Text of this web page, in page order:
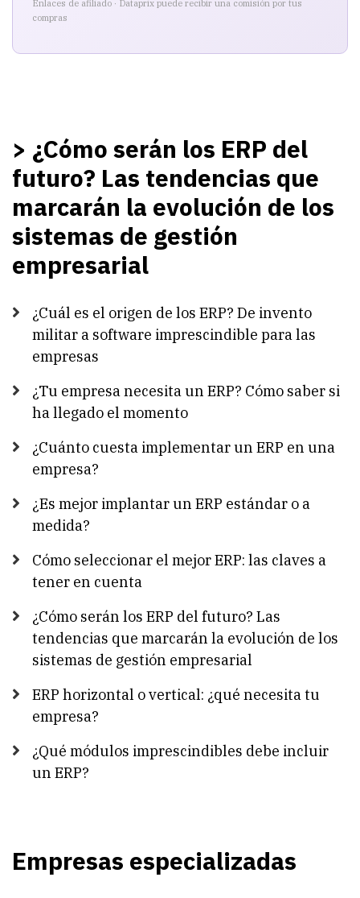
los
sistemas
empresarial
Enlaces de afiliado · Dataprix puede recibir una comisión por tus
compras
> ¿Cómo serán los ERP del
futuro? Las tendencias que
marcarán la evolución de los
sistemas de gestión
empresarial
¿Cuál es el origen de los ERP? De invento
militar a software imprescindible para las
empresas
¿Tu empresa necesita un ERP? Cómo saber si
ha llegado el momento
¿Cuánto cuesta implementar un ERP en una
empresa?
¿Es mejor implantar un ERP estándar o a
medida?
Cómo seleccionar el mejor ERP: las claves a
tener en cuenta
¿Cómo serán los ERP del futuro? Las
tendencias que marcarán la evolución de los
sistemas de gestión empresarial
ERP horizontal o vertical: ¿qué necesita tu
empresa?
¿Qué módulos imprescindibles debe incluir
un ERP?
Empresas especializadas